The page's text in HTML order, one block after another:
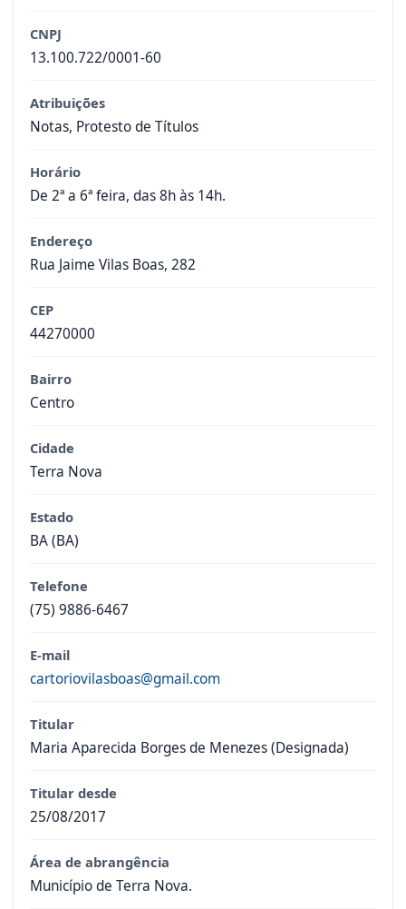
CNPJ
13.100.722/0001-60
Atribuições
Notas, Protesto de Títulos
Horário
De 2ª a 6ª feira, das 8h às 14h.
Endereço
Rua Jaime Vilas Boas, 282
CEP
44270000
Bairro
Centro
Cidade
Terra Nova
Estado
BA (BA)
Telefone
(75) 9886-6467
E-mail
cartoriovilasboas@gmail.com
Titular
Maria Aparecida Borges de Menezes (Designada)
Titular desde
25/08/2017
Área de abrangência
Município de Terra Nova.